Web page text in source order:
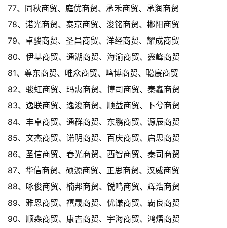
77、同秋商贸、庭优商贸、承禾商贸、承润商贸
78、诺光商贸、泰京商贸、浚铭商贸、郴阳商贸
79、卓骏商贸、圣昌商贸、洋经商贸、耀成商贸
80、伊基商贸、通湖商贸、海渝商贸、鑫峰商贸
81、尊东商贸、唯众商贸、鸣博商贸、聪宸商贸
82、骏虹商贸、玛惠商贸、博司商贸、秦鑫商贸
83、逸联商贸、逸浚商贸、顺益商贸、卜兮商贸
84、丰卓商贸、通群商贸、东鹏商贸、源辰商贸
85、文杰商贸、诺明商贸、百庆商贸、启思商贸
86、圣信商贸、春光商贸、西智商贸、秦司商贸
87、华信商贸、硕源商贸、正思商贸、汉威商贸
88、咏俊商贸、楠邦商贸、锐鸣商贸、辉浩商贸
89、雅恩商贸、禧晟商贸、优谦商贸、霸良商贸
90、顺森商贸、康吉商贸、宇海商贸、鸿熠商贸